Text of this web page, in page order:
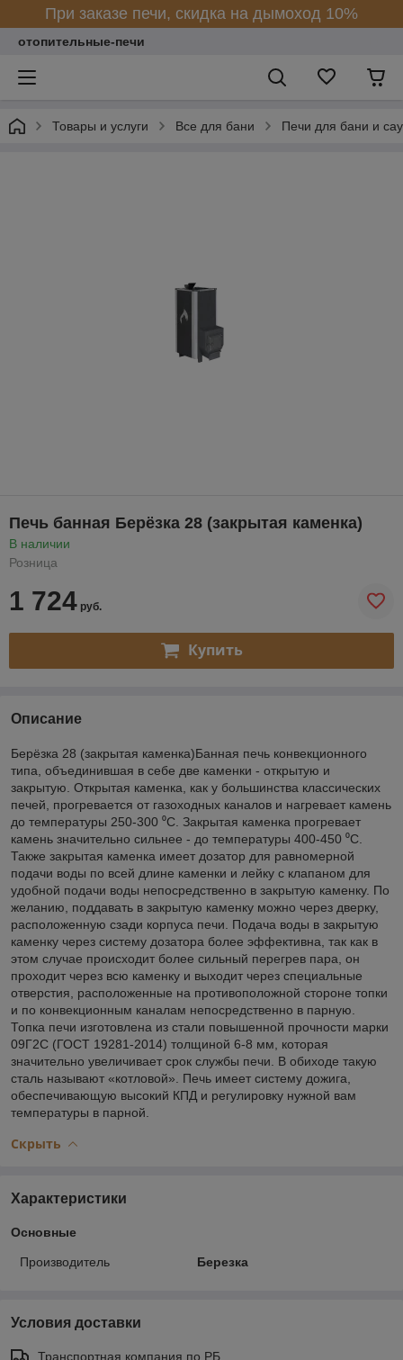
При заказе печи, скидка на дымоход 10%
отопительные-печи
Товары и услуги Все для бани Печи для бани и
Печь банная Берёзка 28 (закрытая каменка)
В наличии
Розница
1 724 руб.
Купить
Описание
Берёзка 28 (закрытая каменка)Банная печь конвекционного
типа, объединившая в себе две каменки - открытую и
закрытую. Открытая каменка, как у большинства классических
печей, прогревается от газоходных каналов и нагревает камень
до температуры 250-300 ⁰С. Закрытая каменка прогревает
камень значительно сильнее - до температуры 400-450 ⁰С.
Также закрытая каменка имеет дозатор для равномерной
подачи воды по всей длине каменки и лейку с клапаном для
удобной подачи воды непосредственно в закрытую каменку. По
желанию, поддавать в закрытую каменку можно через дверку,
расположенную сзади корпуса печи. Подача воды в закрытую
каменку через систему дозатора более эффективна, так как в
этом случае происходит более сильный перегрев пара, он
проходит через всю каменку и выходит через специальные
отверстия, расположенные на противоположной стороне топки
и по конвекционным каналам непосредственно в парную.
Топка печи изготовлена из стали повышенной прочности марки
09Г2С (ГОСТ 19281-2014) толщиной 6-8 мм, которая
значительно увеличивает срок службы печи. В обиходе такую
сталь называют «котловой». Печь имеет систему дожига,
обеспечивающую высокий КПД и регулировку нужной вам
температуры в парной.
Скрыть
Характеристики
Основные
Производитель Березка
Условия доставки
Транспортная компания по РБ